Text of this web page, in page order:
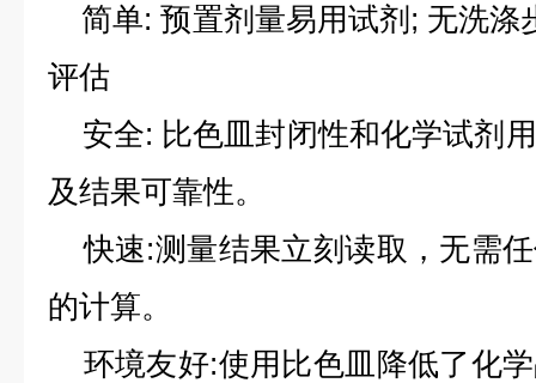
简单: 预置剂量易用试剂; 无洗涤
评估
安全: 比色皿封闭性和化学试剂
及结果可靠性。
快速:测量结果立刻读取，无需
的计算。
环境友好:使用比色皿降低了化